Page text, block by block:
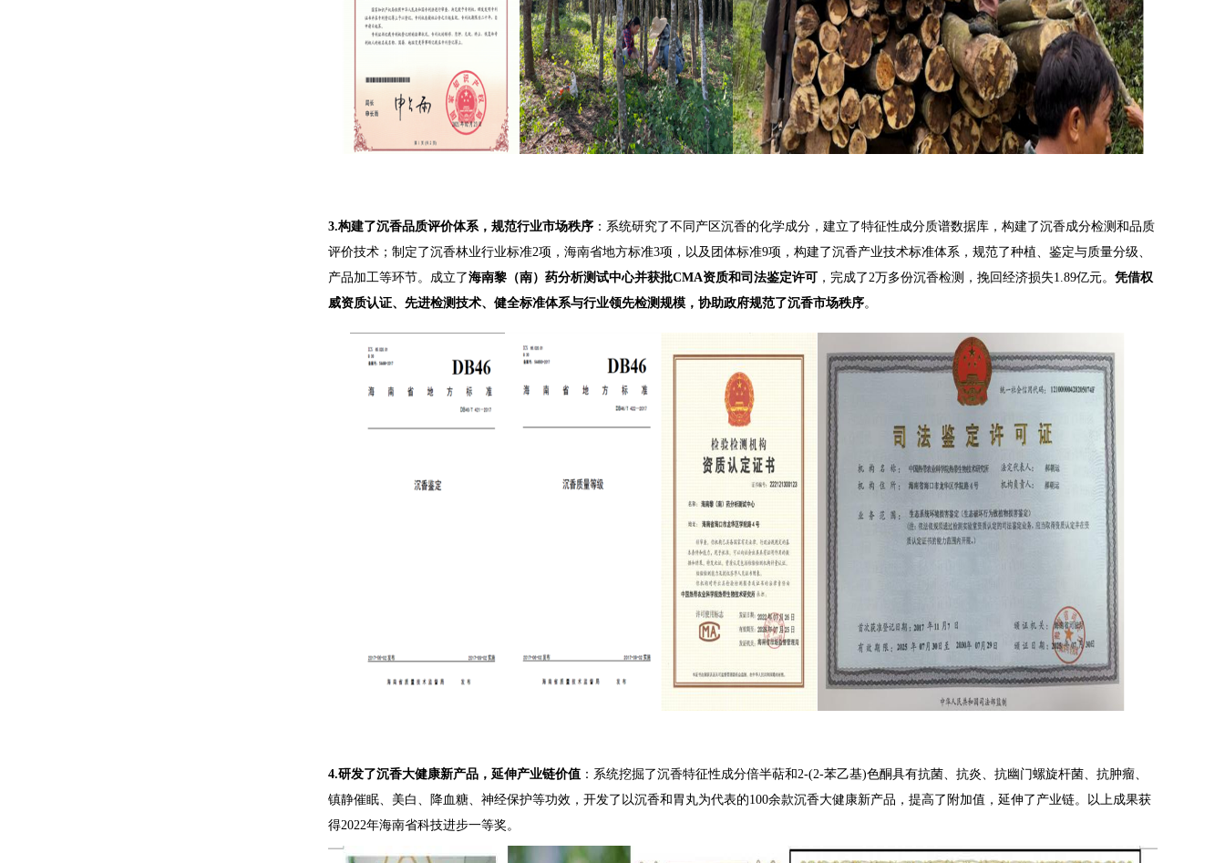
3.构建了沉香品质评价体系，规范行业市场秩序 ：系统研究了不同产区沉香的化学成分，建立了特征性成分质谱数据库，构建了沉香成分检测和品质
评价技术；制定了沉香林业行业标准2项，海南省地方标准3项，以及团体标准9项，构建了沉香产业技术标准体系，规范了种植、鉴定与质量分级、
产品加工等环节。成立了海南黎（南）药分析测试中心并获批CMA资质和司法鉴定许可 ，完成了2万多份沉香检测，挽回经济损失1.89亿元。 凭借权
威资质认证、先进检测技术、健全标准体系与行业领先检测规模，协助政府规范了沉香市场秩序。
4.研发了沉香大健康新产品，延伸产业链价值 ：系统挖掘了沉香特征性成分倍半萜和2-(2-苯乙基)色酮具有抗菌、抗炎、抗幽门螺旋杆菌、抗肿瘤、
镇静催眠、美白、降血糖、神经保护等功效，开发了以沉香和胃丸为代表的100余款沉香大健康新产品，提高了附加值，延伸了产业链。以上成果获
得2022年海南省科技进步一等奖。